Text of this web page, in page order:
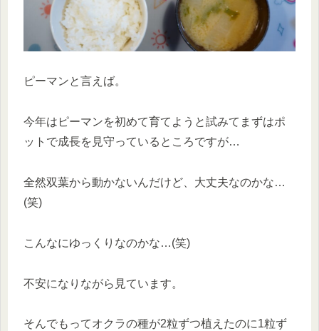
ピーマンと言えば。
今年はピーマンを初めて育てようと試みてまずはポ
ットで成長を見守っているところですが…
全然双葉から動かないんだけど、大丈夫なのかな…
(笑)
こんなにゆっくりなのかな…(笑)
不安になりながら見ています。
そんでもってオクラの種が2粒ずつ植えたのに1粒ず